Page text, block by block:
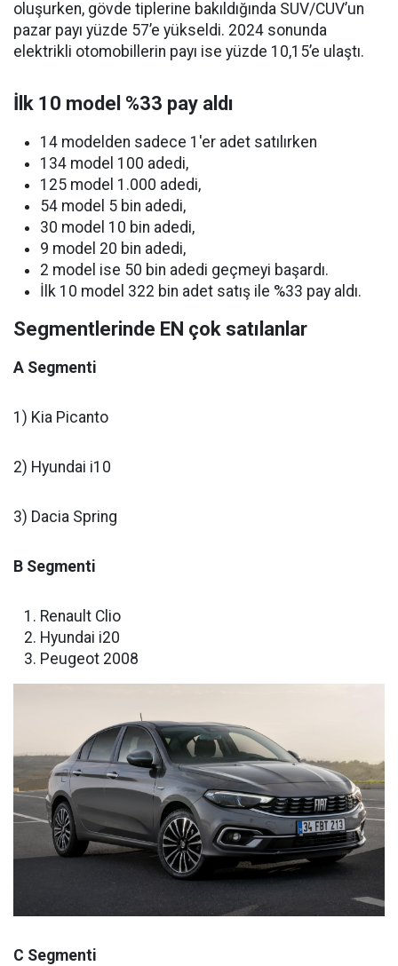
oluşurken, gövde tiplerine bakıldığında SUV/CUV’un
pazar payı yüzde 57’e yükseldi. 2024 sonunda
elektrikli otomobillerin payı ise yüzde 10,15’e ulaştı.
İlk 10 model %33 pay aldı
14 modelden sadece 1'er adet satılırken
134 model 100 adedi,
125 model 1.000 adedi,
54 model 5 bin adedi,
30 model 10 bin adedi,
9 model 20 bin adedi,
2 model ise 50 bin adedi geçmeyi başardı.
İlk 10 model 322 bin adet satış ile %33 pay aldı.
Segmentlerinde EN çok satılanlar
A Segmenti
1) Kia Picanto
2) Hyundai i10
3) Dacia Spring
B Segmenti
Renault Clio
Hyundai i20
Peugeot 2008
C Segmenti